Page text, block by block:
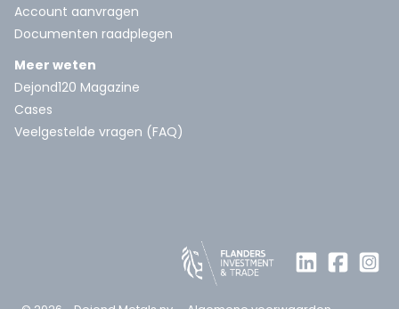
Account aanvragen
Documenten raadplegen
Meer weten
Dejond120 Magazine
Cases
Veelgestelde vragen (FAQ)